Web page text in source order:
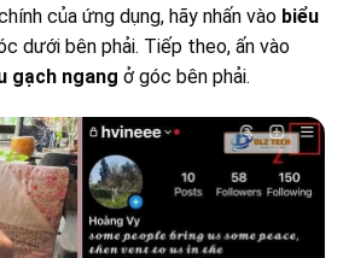
của ứng dụng, hãy nhấn vào biểu
dưới bên phải. Tiếp theo, ấn vào
gạch ngang ở góc bên phải.